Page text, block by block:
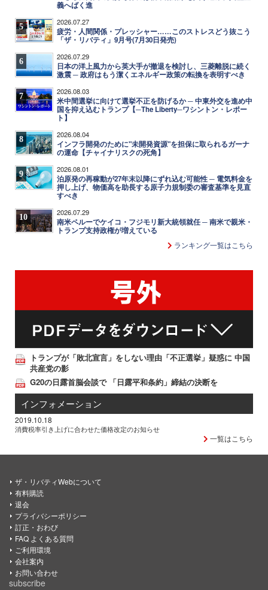
義へばく進
5 2026.07.27
疲労・人間関係・プレッシャー……このストレスどう抜こう
「ザ・リバティ」9月号(7月30日発売)
6 2026.07.29
日本の洋上風力から英大手が撤退を検討し、三菱離脱に続く
激震 ─ 政府はもう潔くエネルギー政策の転換を表明すべき
7 2026.08.03
米中間選挙に向けて選挙不正を防げるか ─ 中東外交を進め中
国を抑え込むトランプ【─The Liberty─ワシントン・レポー
ト】
8 2026.08.04
インフラ開発のために"未開発資源"を担保に取られるガーナ
の運命【チャイナリスクの死角】
9 2026.08.01
泊原発の再稼動が27年末以降にずれ込む可能性 ─ 電気料金を
押し上げ、物価高を助長する原子力規制委の審査基準を見直
すべき
10 2026.07.29
南米ペルーでケイコ・フジモリ新大統領就任 ─ 南米で親米・
トランプ支持政権が増えている
ランキング一覧はこちら
トランプが「敗北宣言」をしない理由「不正選挙」疑惑に 中国
共産党の影
G20の日露首脳会談で 「日露平和条約」締結の決断を
インフォメーション
2019.10.18
消費税率引き上げに合わせた価格改定のお知らせ
一覧はこちら
ザ・リバティWebについて
有料購読
退会
プライバシーポリシー
訂正・おわび
FAQ よくある質問
ご利用環境
会社案内
お問い合わせ
subscribe